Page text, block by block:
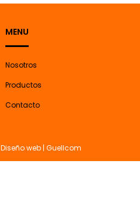
MENU
Nosotros
Productos
Contacto
Diseño web | Guellcom